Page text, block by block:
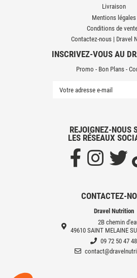
Livraison
Mentions légales
Conditions de
Contactez-nous | Dravel
CONTACTEZ-
Dravel Nutrition
2B chemin
49610 SAINT MELAINE
09 72 50 47 48
INSCRIVEZ-VOUS AU
Promo - Bon Plans -
REJOIGNEZ-NOUS
LES RÉSEAUX